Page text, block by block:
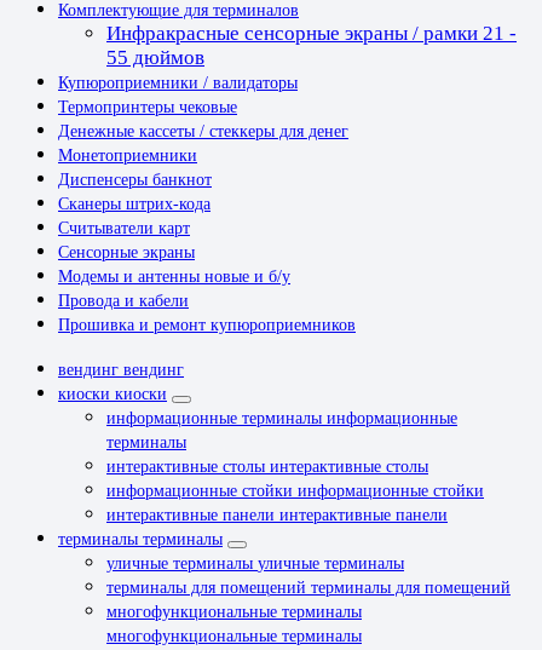
Комплектующие для терминалов
Инфракрасные сенсорные экраны / рамки 21 -
55 дюймов
Купюроприемники / валидаторы
Термопринтеры чековые
Денежные кассеты / стеккеры для денег
Монетоприемники
Диспенсеры банкнот
Сканеры штрих-кода
Считыватели карт
Сенсорные экраны
Модемы и антенны новые и б/у
Провода и кабели
Прошивка и ремонт купюроприемников
вендинг вендинг
киоски киоски
информационные терминалы информационные
терминалы
интерактивные столы интерактивные столы
информационные стойки информационные стойки
интерактивные панели интерактивные панели
терминалы терминалы
уличные терминалы уличные терминалы
терминалы для помещений терминалы для помещений
многофункциональные терминалы
многофункциональные терминалы